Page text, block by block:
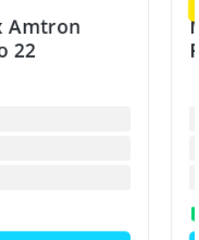
Amtron
22